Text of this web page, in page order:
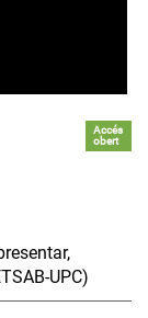
Accés
obert
UPC)